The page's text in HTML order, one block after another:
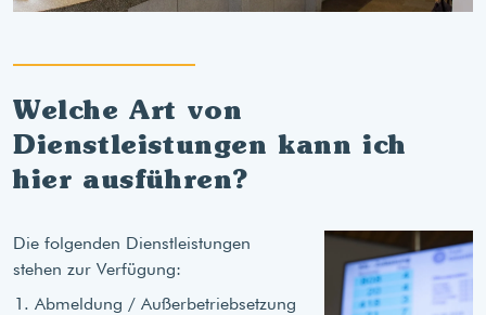
Welche Art von
Dienstleistungen kann ich
hier ausführen?
Die folgenden Dienstleistungen
stehen zur Verfügung:
Abmeldung / Außerbetriebsetzung